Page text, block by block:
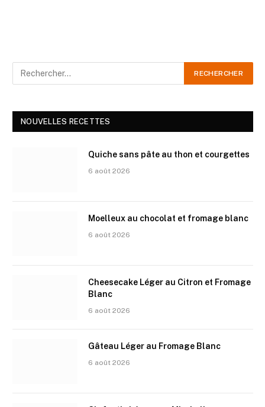
NOUVELLES RECETTES
Quiche sans pâte au thon et courgettes
6 août 2026
Moelleux au chocolat et fromage blanc
6 août 2026
Cheesecake Léger au Citron et Fromage
Blanc
6 août 2026
Gâteau Léger au Fromage Blanc
6 août 2026